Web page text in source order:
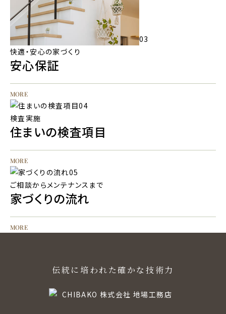
03
快適・安心の家づくり
安心保証
MORE
04
検査実施
住まいの検査項目
MORE
05
ご相談からメンテナンスまで
家づくりの流れ
MORE
伝統に培われた確かな技術力